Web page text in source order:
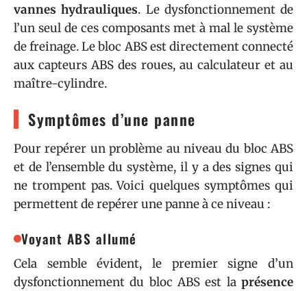
vannes hydrauliques. Le dysfonctionnement de
l’un seul de ces composants met à mal le système
de freinage. Le bloc ABS est directement connecté
aux capteurs ABS des roues, au calculateur et au
maître-cylindre.
Symptômes d’une panne
Pour repérer un problème au niveau du bloc ABS
et de l’ensemble du système, il y a des signes qui
ne trompent pas. Voici quelques symptômes qui
permettent de repérer une panne à ce niveau :
Voyant ABS allumé
Cela semble évident, le premier signe d’un
dysfonctionnement du bloc ABS est la présence